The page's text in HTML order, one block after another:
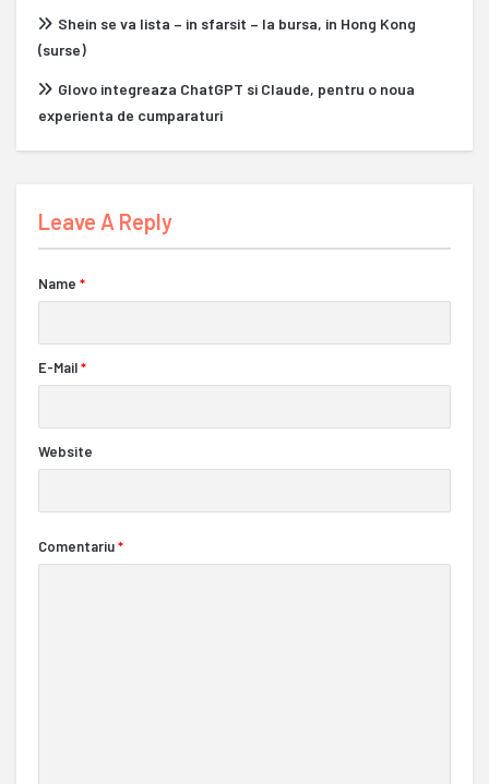
Shein se va lista – in sfarsit – la bursa, in Hong Kong
(surse)
Glovo integreaza ChatGPT si Claude, pentru o noua
experienta de cumparaturi
Leave A Reply
Name *
E-Mail*
Website
Comentariu*